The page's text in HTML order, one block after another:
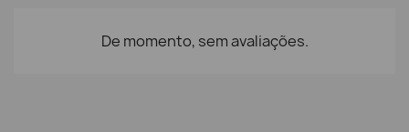
De momento, sem avaliações.